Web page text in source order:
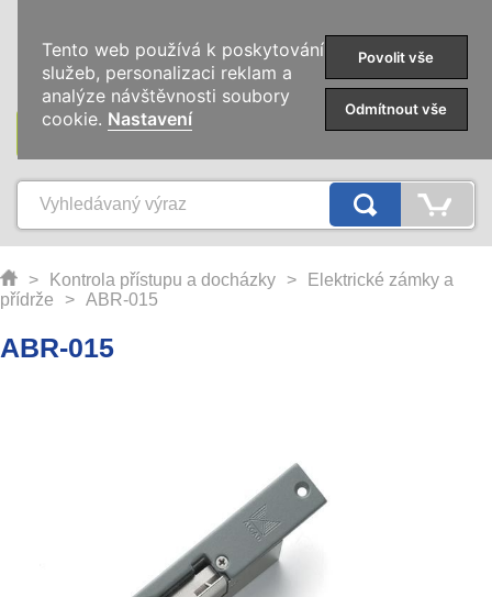
KATEGORIE
> Kontrola přístupu a docházky >
Elektrické zámky a
přídrže
> ABR-015
ABR-015
Tento web používá k poskytování
služeb, personalizaci reklam a
analýze návštěvnosti soubory
cookie. Nastavení
Povolit vše
Odmítnout vše